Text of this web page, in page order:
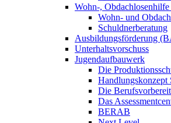
Wohn-,
Wohn- und
Schuldnerberatung
Ausbildungsförderung
Unterhaltsvorschuss
Jugendaufbauwerk
Die
Handlungskonzept
Die
Das
BERAB